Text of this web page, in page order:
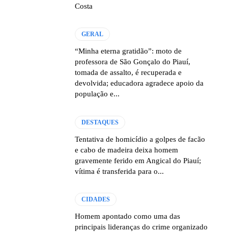
Costa
GERAL
“Minha eterna gratidão”: moto de
professora de São Gonçalo do Piauí,
tomada de assalto, é recuperada e
devolvida; educadora agradece apoio da
população e...
DESTAQUES
Tentativa de homicídio a golpes de facão
e cabo de madeira deixa homem
gravemente ferido em Angical do Piauí;
vítima é transferida para o...
CIDADES
Homem apontado como uma das
principais lideranças do crime organizado